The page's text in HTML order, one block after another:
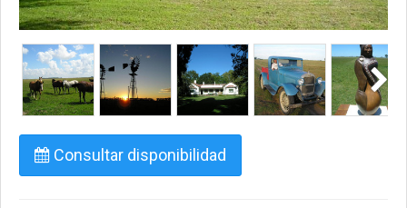
Consultar disponibilidad